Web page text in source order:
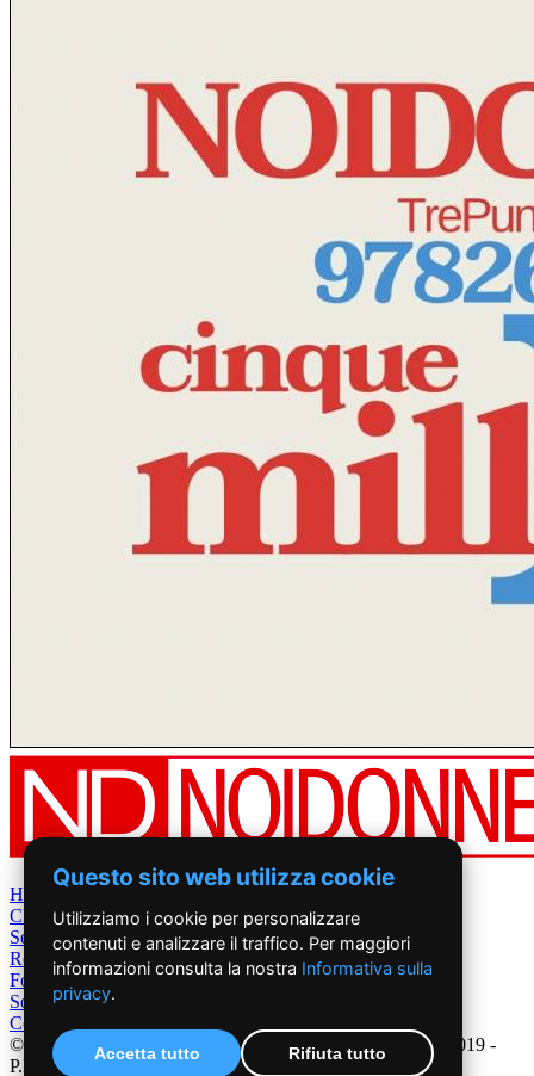
Home
Chi Siamo
Settimanale
Rete News
Foto&Video
Sostienici
Contatti
©2019 - NoiDonne - Iscrizione ROC n.33421 del 23 /09/ 2019 -
P.IVA 00878931005
Questo sito web utilizza cookie
Utilizziamo i cookie per personalizzare
contenuti e analizzare il traffico. Per maggiori
informazioni consulta la nostra Informativa sulla
privacy.
Accetta tutto Rifiuta tutto